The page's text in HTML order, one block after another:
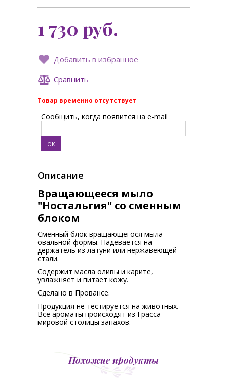
Добавить в избранное
Сравнить
Товар временно отсутствует
1 730 руб.
Сообщить, когда появится на e-mail
Описание
Вращающееся мыло
"Ностальгия" со сменным
блоком
Сменный блок вращающегося мыла
овальной формы. Надевается на
держатель из латуни или нержавеющей
стали.
Содержит масла оливы и карите,
увлажняет и питает кожу.
Сделано в Провансе.
Продукция не тестируется на животных.
Все ароматы происходят из Грасса -
мировой столицы запахов.
Похожие продукты